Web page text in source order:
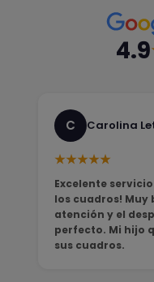
4.9
C Carolina
★★★★★
Excelente
los cuadros! Muy
atención y el
perfecto. Mi hijo
sus cuadros.